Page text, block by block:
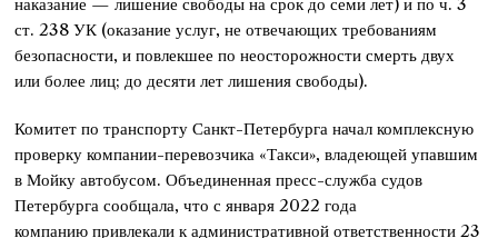
ст. 238 УК (оказание услуг, не отвечающих требованиям
безопасности, и повлекшее по неосторожности смерть двух
или более лиц; до десяти лет лишения свободы).
Комитет по транспорту Санкт-Петербурга начал комплексную
проверку компании-перевозчика «Такси», владеющей упавшим
в Мойку автобусом. Объединенная пресс-служба судов
Петербурга сообщала, что с января 2022 года
компанию привлекали к административной ответственности 23